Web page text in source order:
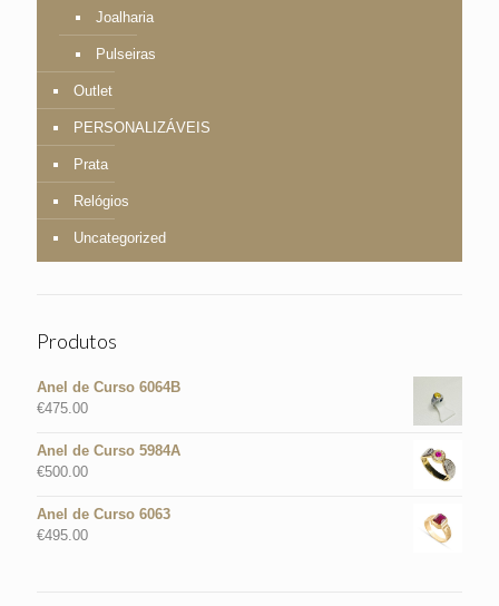
Joalharia
Pulseiras
Outlet
PERSONALIZÁVEIS
Prata
Relógios
Uncategorized
Produtos
Anel de Curso 6064B
€475.00
Anel de Curso 5984A
€500.00
Anel de Curso 6063
€495.00